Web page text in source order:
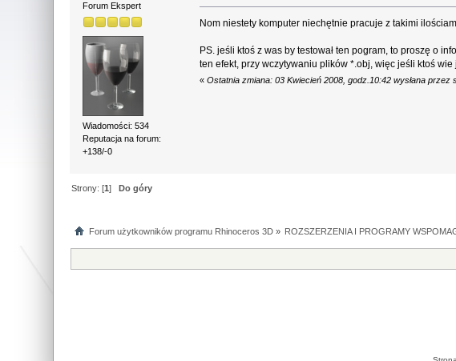
Forum Ekspert
Wiadomości: 534
Reputacja na forum:
+138/-0
Nom niestety komputer niechętnie pracuje z takimi
PS. jeśli ktoś z was by testował ten pogram, to proszę o
ten efekt, przy wczytywaniu plików *.obj, więc jeśli ktoś
«Ostatnia zmiana: 03 Kwiecień 2008, godz.10:42 wysłana przez
Strony: [1]Do góry
Forum użytkowników programu Rhinoceros 3D» ROZSZERZENIA I PROGRAMY